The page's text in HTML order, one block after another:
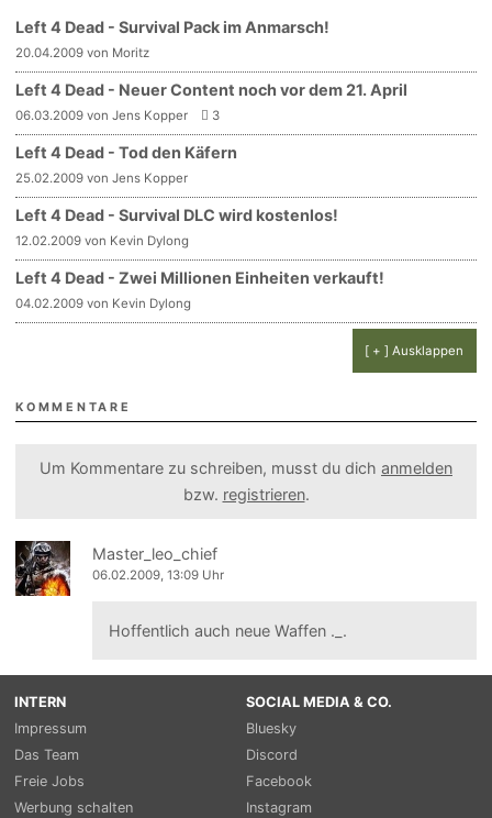
Left 4 Dead - Survival Pack im Anmarsch!
20.04.2009 von Moritz
Left 4 Dead - Neuer Content noch vor dem 21. April
06.03.2009 von Jens Kopper 3
Left 4 Dead - Tod den Käfern
25.02.2009 von Jens Kopper
Left 4 Dead - Survival DLC wird kostenlos!
12.02.2009 von Kevin Dylong
Left 4 Dead - Zwei Millionen Einheiten verkauft!
04.02.2009 von Kevin Dylong
[ + ] Ausklappen
KOMMENTARE
Um Kommentare zu schreiben, musst du dich anmelden
bzw. registrieren.
Master_leo_chief
06.02.2009, 13:09 Uhr
Hoffentlich auch neue Waffen ._.
INTERN
Impressum
Das Team
Freie Jobs
Werbung schalten
SOCIAL MEDIA & CO.
Bluesky
Discord
Facebook
Instagram